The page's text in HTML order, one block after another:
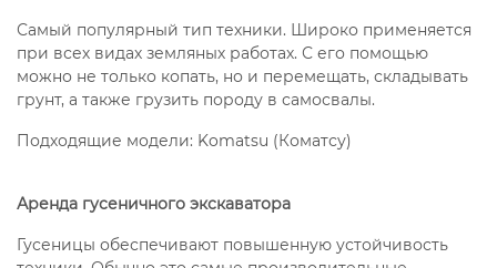
Самый популярный тип техники. Широко применяется
при всех видах земляных работах. С его помощью
можно не только копать, но и перемещать, складывать
грунт, а также грузить породу в самосвалы.
Подходящие модели: Komatsu (Коматсу)
Аренда гусеничного экскаватора
Гусеницы обеспечивают повышенную устойчивость